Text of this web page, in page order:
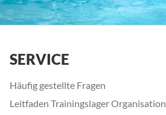
SERVICE
Häufig gestellte Fragen
Leitfaden Trainingslager Organisation